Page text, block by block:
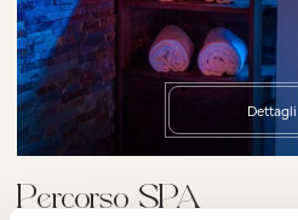
Dettagli
Percorso SPA